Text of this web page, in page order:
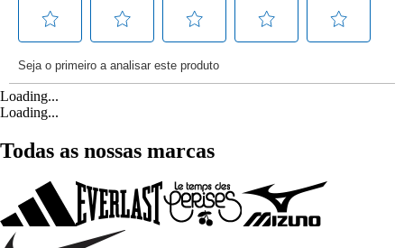
Loading...
Loading...
Todas as nossas marcas